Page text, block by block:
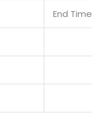
End Time